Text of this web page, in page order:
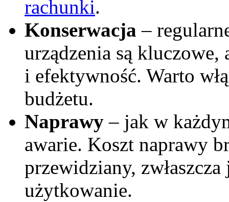
rachunki.
Konserwacja –
urządzenia są kluczowe,
i efektywność. Warto
budżetu.
Naprawy – jak w
awarie. Koszt naprawy
przewidziany,
użytkowanie.